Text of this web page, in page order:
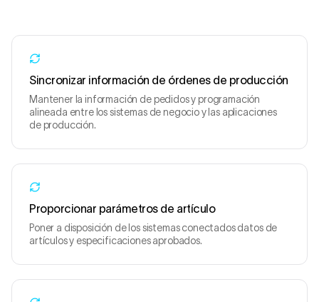
Sincronizar información de órdenes de producción
Mantener la información de pedidos y programación
alineada entre los sistemas de negocio y las aplicaciones
de producción.
Proporcionar parámetros de artículo
Poner a disposición de los sistemas conectados datos de
artículos y especificaciones aprobados.